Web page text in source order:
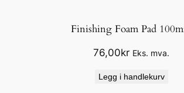
Finishing Foam Pad
76,00kr Eks. mva.
Legg i handlekurv